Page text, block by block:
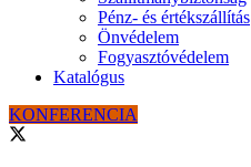
Pénz- és értékszállítás
Önvédelem
Fogyasztóvédelem
Katalógus
KONFERENCIA